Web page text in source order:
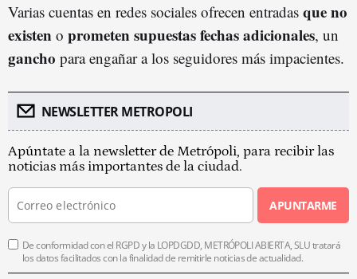
Varias cuentas en redes sociales ofrecen entradas que no
existen o prometen supuestas fechas adicionales, un
gancho para engañar a los seguidores más impacientes.
NEWSLETTER METROPOLI
Apúntate a la newsletter de Metrópoli, para recibir las
noticias más importantes de la ciudad.
APUNTARME
De conformidad con el RGPD y la LOPDGDD, METRÓPOLI ABIERTA, SLU tratará
los datos facilitados con la finalidad de remitirle noticias de actualidad.